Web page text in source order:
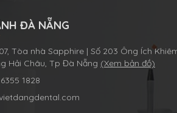
ĐÀ NẴNG
Tòa nhà Sapphire | Số 203 Ông Ích
Hải Châu, Tp Đà Nẵng (Xem bản đồ)
1828